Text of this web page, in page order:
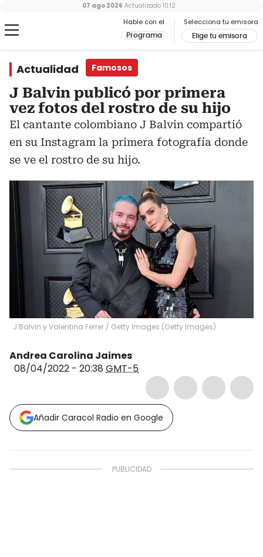
Hable con el
Programa
Selecciona tu emisora
Elige tu emisora
07 ago 2026 Actualizado 10:12
Actualidad Famosos
J Balvin publicó por primera
vez fotos del rostro de su hijo
El cantante colombiano J Balvin compartió
en su Instagram la primera fotografía donde
se ve el rostro de su hijo.
J Balvin y Valentina Ferrer / Getty Images (Getty Images)
Andrea Carolina Jaimes
08/04/2022 - 20:38 GMT-5
Añadir Caracol Radio en Google